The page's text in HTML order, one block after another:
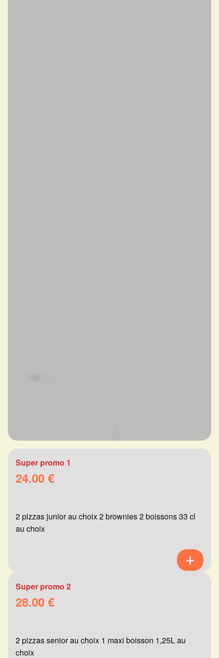
Super promo 1
24.00 €
2 pizzas junior au choix 2 brownies 2 boissons 33 cl
au choix
Super promo 2
28.00 €
2 pizzas senior au choix 1 maxi boisson 1,25L au
choix